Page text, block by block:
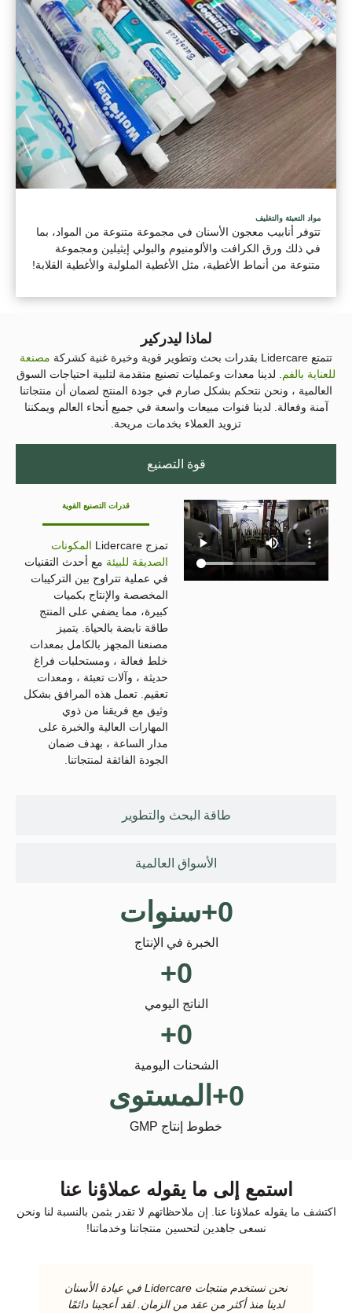
مواد التعبئة والتغليف
تتوفر أنابيب معجون الأسنان في مجموعة متنوعة من المواد، بما
في ذلك ورق الكرافت والألومنيوم والبولي إيثيلين ومجموعة
متنوعة من أنماط الأغطية، مثل الأغطية الملولبة والأغطية القلابة!
لماذا ليدركير
تتمتع Lidercare بقدرات بحث وتطوير قوية وخبرة غنية كشركة
مصنعة
للعناية بالفم. لدينا معدات وعمليات تصنيع متقدمة لتلبية احتياجات السوق
العالمية ، ونحن نتحكم بشكل صارم في جودة المنتج لضمان أن منتجاتنا
آمنة وفعالة. لدينا قنوات مبيعات واسعة في جميع أنحاء العالم ويمكننا
تزويد العملاء بخدمات مريحة.
قوة التصنيع
طاقة البحث والتطوير
الأسواق العالمية
قدرات التصنيع القوية
تمزج Lidercare
المكونات
الصديقة للبيئة مع أحدث التقنيات
في عملية تتراوح بين التركيبات
المخصصة والإنتاج بكميات
كبيرة، مما يضفي على المنتج
طاقة نابضة بالحياة. يتميز
مصنعنا المجهز بالكامل بمعدات
خلط فعالة ، ومستحلبات فراغ
حديثة ، وآلات تعبئة ، ومعدات
تعقيم. تعمل هذه المرافق بشكل
وثيق مع فريقنا من ذوي
المهارات العالية والخبرة على
مدار الساعة ، بهدف ضمان
الجودة الفائقة لمنتجاتنا.
الخبرة في الإنتاج
0+سنوات
الناتج اليومي
0
+
الشحنات اليومية
0
+
خطوط إنتاج GMP
0+المستوى
استمع إلى ما يقوله عملاؤنا عنا
اكتشف ما يقوله عملاؤنا عنا. إن ملاحظاتهم لا تقدر بثمن بالنسبة لنا ونحن
نسعى جاهدين لتحسين منتجاتنا وخدماتنا!
نحن نستخدم منتجات Lidercare في عيادة الأسنان
لدينا منذ أكثر من عقد من الزمان. لقد أعجبنا دائمًا